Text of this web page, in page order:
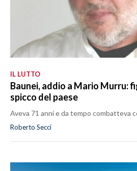
IL LUTTO
Baunei, addio a Mario Murru:
spicco del paese
Aveva 71 anni e da tempo combatteva
Roberto Secci